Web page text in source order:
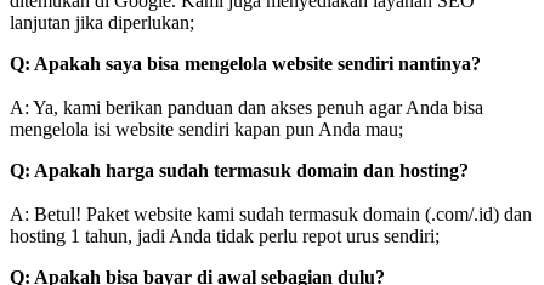
lanjutan jika diperlukan;
Q: Apakah saya bisa mengelola website sendiri nantinya?
A: Ya, kami berikan panduan dan akses penuh agar Anda bisa
mengelola isi website sendiri kapan pun Anda mau;
Q: Apakah harga sudah termasuk domain dan hosting?
A: Betul! Paket website kami sudah termasuk domain (.com/.id) dan
hosting 1 tahun, jadi Anda tidak perlu repot urus sendiri;
Q: Apakah bisa bayar di awal sebagian dulu?